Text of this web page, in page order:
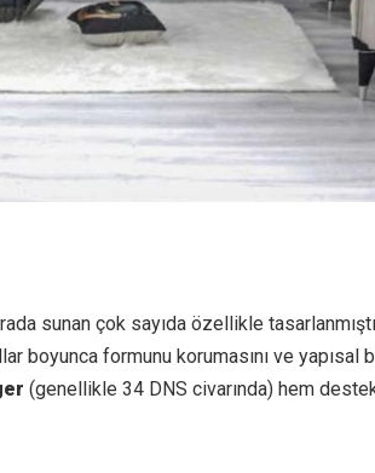
sunan çok sayıda özellikle
boyunca formunu korumasını ve yapısal
(genellikle 34 DNS civarında) hem